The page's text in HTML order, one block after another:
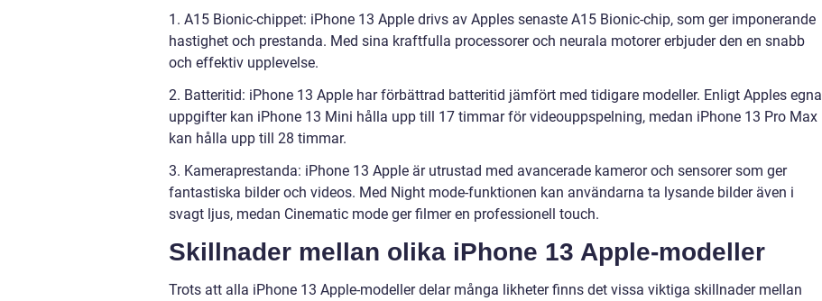
1. A15 Bionic-chippet: iPhone 13 Apple drivs av Apples senaste A15 Bionic-chip, som ger imponerande
hastighet och prestanda. Med sina kraftfulla processorer och neurala motorer erbjuder den en snabb
och effektiv upplevelse.
2. Batteritid: iPhone 13 Apple har förbättrad batteritid jämfört med tidigare modeller. Enligt Apples egna
uppgifter kan iPhone 13 Mini hålla upp till 17 timmar för videouppspelning, medan iPhone 13 Pro Max
kan hålla upp till 28 timmar.
3. Kameraprestanda: iPhone 13 Apple är utrustad med avancerade kameror och sensorer som ger
fantastiska bilder och videos. Med Night mode-funktionen kan användarna ta lysande bilder även i
svagt ljus, medan Cinematic mode ger filmer en professionell touch.
Skillnader mellan olika iPhone 13 Apple-modeller
Trots att alla iPhone 13 Apple-modeller delar många likheter finns det vissa viktiga skillnader mellan